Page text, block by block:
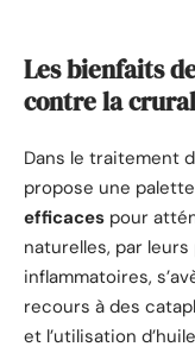
Les bienfaits
contre la
Dans le traitement
propose une
efficaces pour
naturelles, par
inflammatoires,
recours à des
et l’utilisation